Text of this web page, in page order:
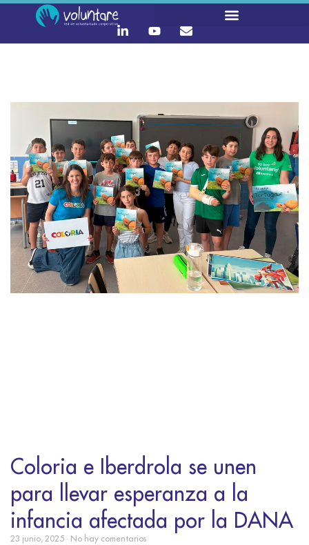
Coloria e Iberdrola se unen
para llevar esperanza a la
infancia afectada por la DANA
23 junio, 2025 No hay comentarios